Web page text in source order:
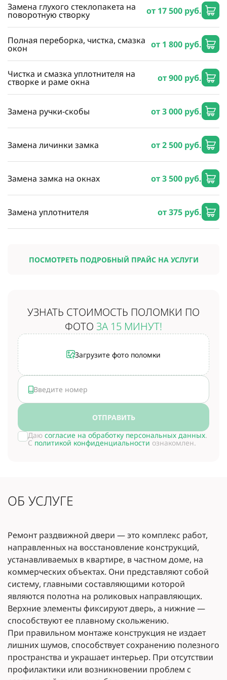
Замена глухого стеклопакета на
поворотную створку от 17 500 руб.
Полная переборка, чистка, смазка
окон от 1 800 руб.
Чистка и смазка уплотнителя на
створке и раме окна от 900 руб.
Замена ручки-скобы от 3 000 руб.
Замена личинки замка от 2 500 руб.
Замена замка на окнах от 3 500 руб.
Замена уплотнителя от 375 руб.
ПОСМОТРЕТЬ ПОДРОБНЫЙ ПРАЙС НА УСЛУГИ
УЗНАТЬ СТОИМОСТЬ ПОЛОМКИ ПО
ФОТО ЗА 15 МИНУТ!
Загрузите фото поломки
ОТПРАВИТЬ
Даю согласие на обработку персональных данных.
С политикой конфиденциальности ознакомлен.
ОБ УСЛУГЕ
Ремонт раздвижной двери — это комплекс работ,
направленных на восстановление конструкций,
устанавливаемых в квартире, в частном доме, на
коммерческих объектах. Они представляют собой
систему, главными составляющими которой
являются полотна на роликовых направляющих.
Верхние элементы фиксируют дверь, а нижние —
способствуют ее плавному скольжению.
При правильном монтаже конструкция не издает
лишних шумов, способствует сохранению полезного
пространства и украшает интерьер. При отсутствии
профилактики или возникновении проблем с